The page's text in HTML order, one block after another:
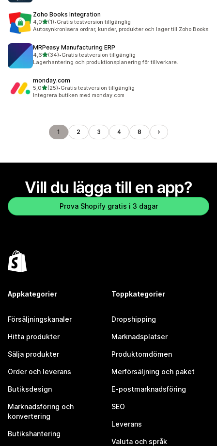
Zoho Books Integration
4,0av 5 stjärnor
(1)
1 recensioner totalt
•Gratis testversion tillgänglig
Autosynkronisera ordrar, kunder, produkter och lager till Zoho Books
MRPeasy Manufacturing ERP
4,6av 5 stjärnor
(34)
34 recensioner totalt
•Gratis testversion tillgänglig
Lagerhantering och produktionsplanering för tillverkare.
monday.com
5,0av 5 stjärnor
(25)
25 recensioner totalt
•Gratis testversion tillgänglig
Integrera butiken med monday.com
1 2 3 4 8
Vill du lägga till en app?
Prova Shopify gratis i 3 dagar
Appkategorier
Försäljningskanaler
Hitta produkter
Sälja produkter
Order och leverans
Butiksdesign
Marknadsföring och
konvertering
Butikshantering
Toppkategorier
Dropshipping
Marknadsplatser
Produktomdömen
Merförsäljning och paket
E-postmarknadsföring
SEO
Leverans
Valuta och språk